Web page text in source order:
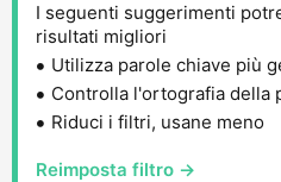
I seguenti suggerimenti
risultati migliori
Utilizza parole chiave più
Controlla l'ortografia della
Riduci i filtri, usane meno
Reimposta filtro →